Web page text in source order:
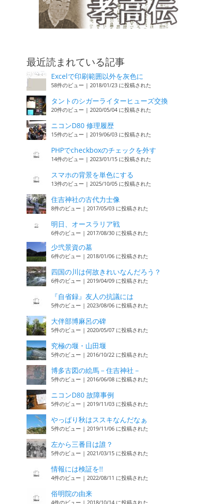
最近読まれている記事
Excelで印刷範囲以外を灰色に
58件のビュー | 2018/01/23 に投稿された
タントのシガーライターヒューズ交換
20件のビュー | 2020/05/04 に投稿された
ニコンD80 修理履歴
15件のビュー | 2019/06/03 に投稿された
PHPでcheckboxのチェックを外す
14件のビュー | 2023/01/15 に投稿された
スマホの背景を単色にする
13件のビュー | 2025/10/05 に投稿された
住吉神社の古代力士像
8件のビュー | 2017/05/03 に投稿された
明日、オースラリア戦
6件のビュー | 2017/08/30 に投稿された
少弐景資の墓
6件のビュー | 2018/01/06 に投稿された
四国の川は何故きれいなんだろう？
6件のビュー | 2019/04/09 に投稿された
『自省録』友人の抗議には
5件のビュー | 2023/08/06 に投稿された
大伴部博麻呂の碑
5件のビュー | 2020/05/07 に投稿された
究極の堰・山田堰
5件のビュー | 2016/10/22 に投稿された
博多古図の絵馬－住吉神社－
5件のビュー | 2016/06/08 に投稿された
ニコンD80 故障事例
5件のビュー | 2019/11/03 に投稿された
やっぱり秋はススキなんだなぁ
5件のビュー | 2019/11/06 に投稿された
左から三番目は誰？
5件のビュー | 2021/03/15 に投稿された
情報には検証を!!
4件のビュー | 2022/08/11 に投稿された
俗明院の由来
4件のビュー | 2018/10/14 に投稿された